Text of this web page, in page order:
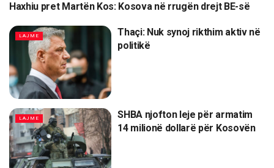
LAJME
Haxhiu pret Martën Kos: Kosova në rrugën drejt BE-së
LAJME
Thaçi: Nuk synoj rikthim aktiv në
politikë
LAJME
SHBA njofton leje për armatim
14 milionë dollarë për Kosovën